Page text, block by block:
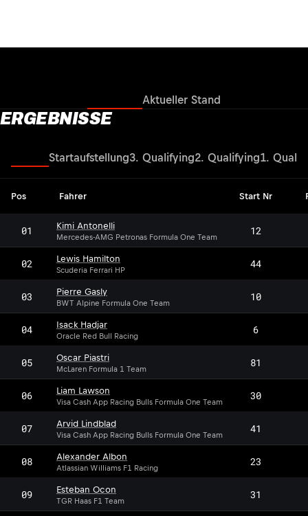
Aktueller Stand
ERGEBNISSE
Startaufstellung3. Qualifying2. Qualifying1.
Pos Fahrer Start Nr
01 Kimi Antonelli
Mercedes-AMG Petronas Formula One Team 12
02 Lewis Hamilton
Scuderia Ferrari HP 44
03 Pierre Gasly
BWT Alpine Formula One Team 10
04 Isack Hadjar
Oracle Red Bull Racing 6
05 Oscar Piastri
McLaren Formula 1 Team 81
06 Liam Lawson
Visa Cash App Racing Bulls Formula One Team 30
07 Arvid Lindblad
Visa Cash App Racing Bulls Formula One Team 41
08 Alexander Albon
Atlassian Williams F1 Racing 23
09 Esteban Ocon
TGR Haas F1 Team 31